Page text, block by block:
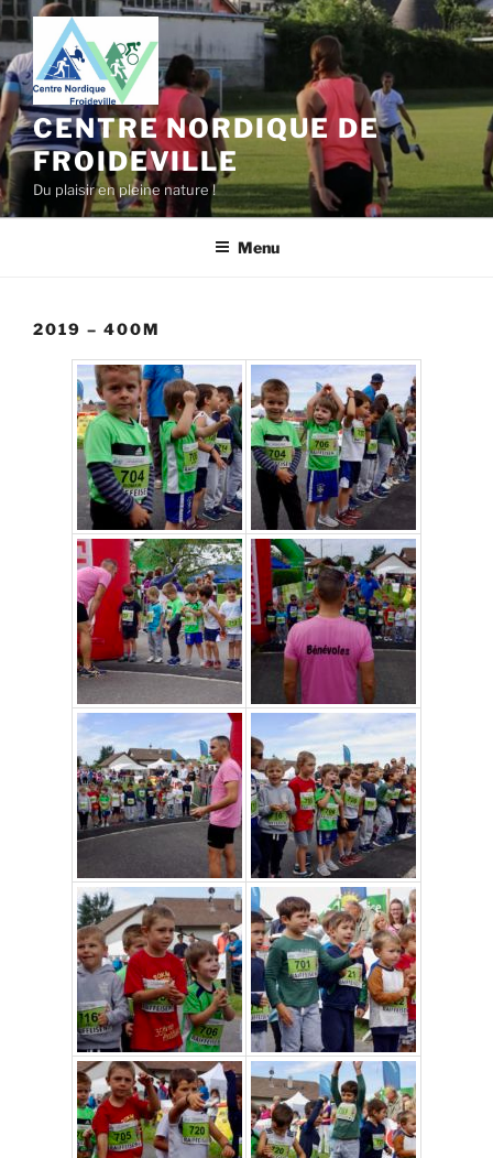
Aller
au
contenu
principal
CENTRE NORDIQUE DE
FROIDEVILLE
Du plaisir en pleine nature !
Menu
2019 – 400M